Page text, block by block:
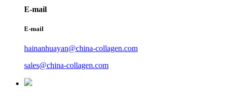
E-mail
E-mail
hainanhuayan@china-collagen.com
sales@china-collagen.com